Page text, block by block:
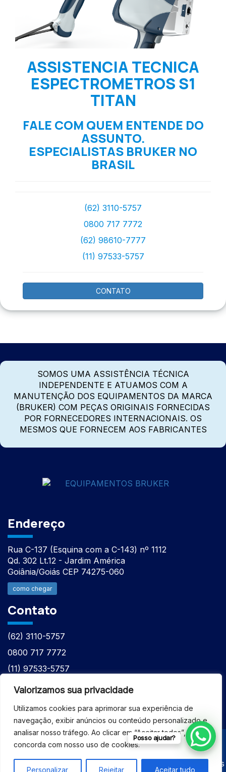
Valorizamos sua privacidade
Utilizamos cookies para aprimorar sua experiência de
navegação, exibir anúncios ou conteúdo personalizado e
analisar nosso tráfego. Ao clicar em “Aceitar todos”, você
concorda com nosso uso de cookies.
Personalizar Rejeitar Aceitar tudo
ASSISTENCIA TECNICA
ESPECTROMETROS S1
TITAN
FALE COM QUEM ENTENDE DO
ASSUNTO.
ESPECIALISTAS BRUKER NO
BRASIL
(62) 3110-5757
0800 717 7772
(62) 98610-7777
(11) 97533-5757
CONTATO
SOMOS UMA ASSISTÊNCIA TÉCNICA
INDEPENDENTE E ATUAMOS COM A
MANUTENÇÃO DOS EQUIPAMENTOS DA MARCA
(BRUKER) COM PEÇAS ORIGINAIS FORNECIDAS
POR FORNECEDORES INTERNACIONAIS. OS
MESMOS QUE FORNECEM AOS FABRICANTES
Endereço
Rua C-137 (Esquina com a C-143) nº 1112
Qd. 302 Lt.12 - Jardim América
Goiânia/Goiás CEP 74275-060
como chegar
Contato
(62) 3110-5757
0800 717 7772
(11) 97533-5757
(62) 98610-7777
© 2026 - ASSISTÊNCIA TÉCNICA ESPECIALIZADA
EQUIPAMENTOS BRUKER - Todos os direitos reservados
Posso ajudar?